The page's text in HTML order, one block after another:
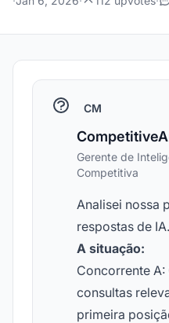
CM
Gerente de
Competitiva
Analisei nossa
respostas de
A situação:
Concorrente
consultas
primeira